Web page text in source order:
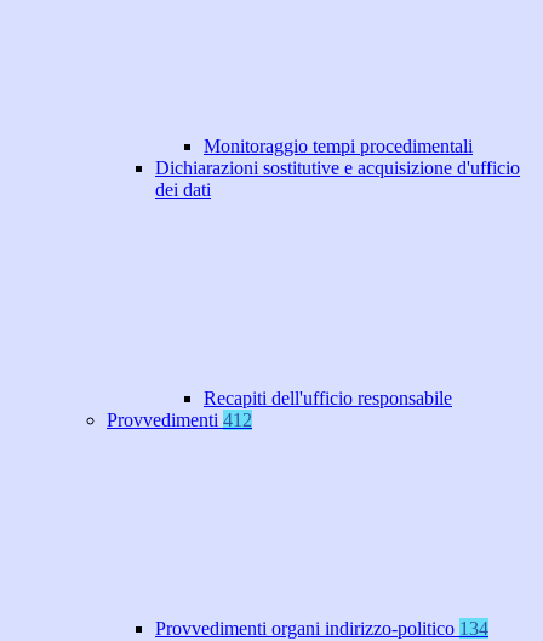
Monitoraggio tempi procedimentali
Dichiarazioni sostitutive e acquisizione d'ufficio
dei dati
Recapiti dell'ufficio responsabile
Provvedimenti 412
Provvedimenti organi indirizzo-politico 134